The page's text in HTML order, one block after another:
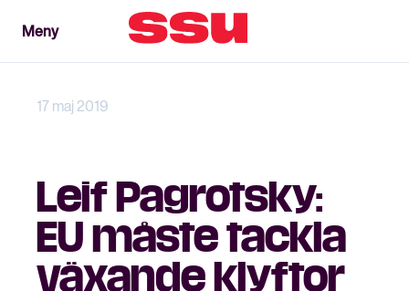
Stäng
MenyMeny
17 maj 2019
Leif Pagrotsky:
EU måste tackla
växande klyftor